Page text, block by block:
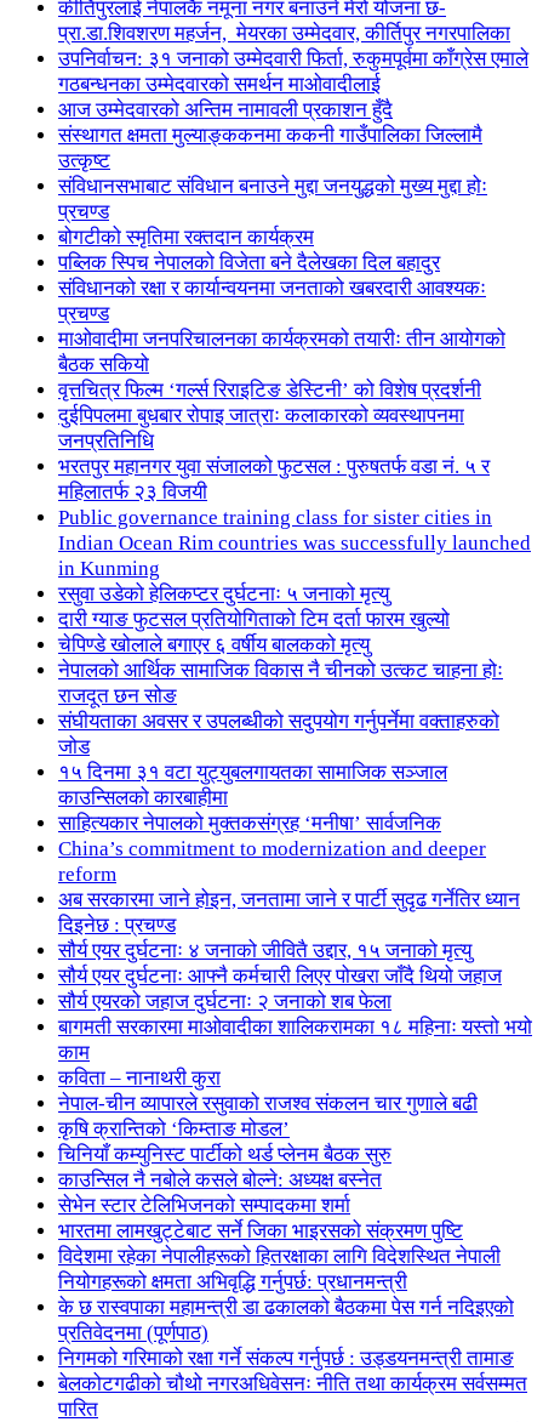
कीर्तिपुरलाई नेपालकै नमूना नगर बनाउने मेरो योजना छ-
प्रा.डा.शिवशरण महर्जन, मेयरका उम्मेदवार, कीर्तिपुर नगरपालिका
उपनिर्वाचन: ३१ जनाको उम्मेदवारी फिर्ता, रुकुमपूर्वमा काँग्रेस एमाले
गठबन्धनका उम्मेदवारको समर्थन माओवादीलाई
आज उम्मेदवारको अन्तिम नामावली प्रकाशन हुँदै
संस्थागत क्षमता मुल्याङ्ककनमा ककनी गाउँपालिका जिल्लामै
उत्कृष्ट
संविधानसभाबाट संविधान बनाउने मुद्दा जनयुद्धको मुख्य मुद्दा होः
प्रचण्ड
बोगटीको स्मृतिमा रक्तदान कार्यक्रम
पब्लिक स्पिच नेपालको विजेता बने दैलेखका दिल बहादुर
संविधानको रक्षा र कार्यान्वयनमा जनताको खबरदारी आवश्यकः
प्रचण्ड
माओवादीमा जनपरिचालनका कार्यक्रमको तयारीः तीन आयोगको
बैठक सकियो
वृत्तचित्र फिल्म ‘गर्ल्स रिराइटिङ डेस्टिनी’ को विशेष प्रदर्शनी
दुईपिपलमा बुधबार रोपाइ जात्राः कलाकारको व्यवस्थापनमा
जनप्रतिनिधि
भरतपुर महानगर युवा संजालको फुटसल : पुरुषतर्फ वडा नं. ५ र
महिलातर्फ २३ विजयी
Public governance training class for sister cities in
Indian Ocean Rim countries was successfully launched
in Kunming
रसुवा उडेको हेलिकप्टर दुर्घटनाः ५ जनाको मृत्यु
दारी ग्याङ फुटसल प्रतियोगिताको टिम दर्ता फारम खुल्यो
चेपिण्डे खोलाले बगाएर ६ वर्षीय बालकको मृत्यु
नेपालको आर्थिक सामाजिक विकास नै चीनको उत्कट चाहना होः
राजदूत छन सोङ
संघीयताका अवसर र उपलब्धीको सदुपयोग गर्नुपर्नेमा वक्ताहरुको
जोड
१५ दिनमा ३१ वटा युट्युबलगायतका सामाजिक सञ्जाल
काउन्सिलको कारबाहीमा
साहित्यकार नेपालको मुक्तकसंग्रह ‘मनीषा’ सार्वजनिक
China’s commitment to modernization and deeper
reform
अब सरकारमा जाने होइन, जनतामा जाने र पार्टी सुदृढ गर्नेतिर ध्यान
दिइनेछ : प्रचण्ड
सौर्य एयर दुर्घटनाः ४ जनाको जीवितै उद्दार, १५ जनाको मृत्यु
सौर्य एयर दुर्घटनाः आफ्नै कर्मचारी लिएर पोखरा जाँदै थियो जहाज
सौर्य एयरको जहाज दुर्घटनाः २ जनाको शब फेला
बागमती सरकारमा माओवादीका शालिकरामका १८ महिनाः यस्तो भयो
काम
कविता – नानाथरी कुरा
नेपाल-चीन व्यापारले रसुवाको राजश्व संकलन चार गुणाले बढी
कृषि क्रान्तिको ‘किम्ताङ मोडल’
चिनियाँ कम्युनिस्ट पार्टीको थर्ड प्लेनम बैठक सुरु
काउन्सिल नै नबोले कसले बोल्ने: अध्यक्ष बस्नेत
सेभेन स्टार टेलिभिजनको सम्पादकमा शर्मा
भारतमा लामखुट्टेबाट सर्ने जिका भाइरसको संक्रमण पुष्टि
विदेशमा रहेका नेपालीहरूको हितरक्षाका लागि विदेशस्थित नेपाली
नियोगहरूको क्षमता अभिवृद्धि गर्नुपर्छ: प्रधानमन्त्री
के छ रास्वपाका महामन्त्री डा ढकालको बैठकमा पेस गर्न नदिइएको
प्रतिवेदनमा (पूर्णपाठ)
निगमको गरिमाको रक्षा गर्ने संकल्प गर्नुपर्छ : उड्डयनमन्त्री तामाङ
बेलकोटगढीको चौथो नगरअधिवेसनः नीति तथा कार्यक्रम सर्वसम्मत
पारित